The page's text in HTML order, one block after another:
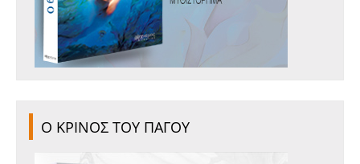
Ο ΚΡΙΝΟΣ ΤΟΥ ΠΑΓΟΥ